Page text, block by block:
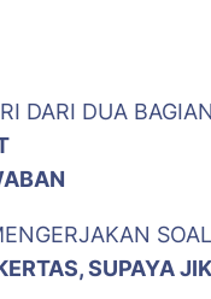
DARI DUA
SUPAYA